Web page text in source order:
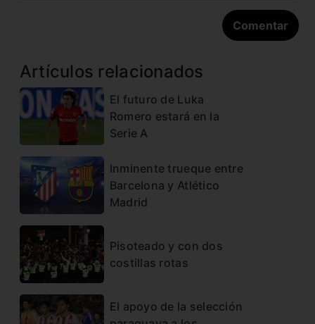
Artículos relacionados
El futuro de Luka
Romero estará en la
Serie A
Inminente trueque entre
Barcelona y Atlético
Madrid
Pisoteado y con dos
costillas rotas
El apoyo de la selección